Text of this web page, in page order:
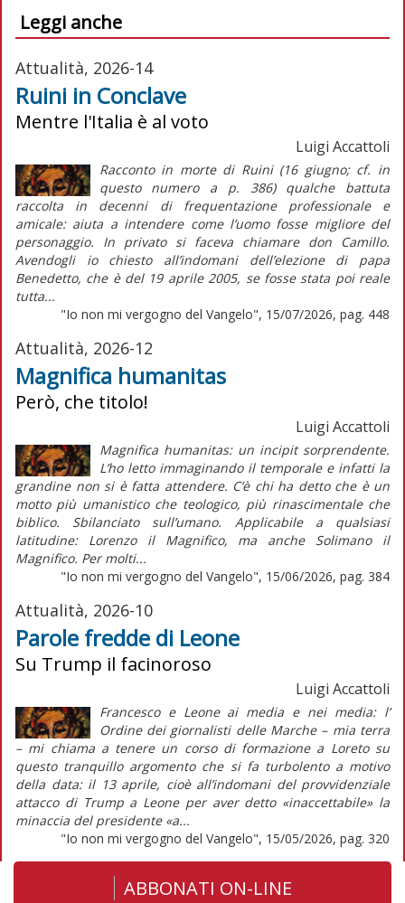
Leggi anche
Attualità, 2026-14
Ruini in Conclave
Mentre l'Italia è al voto
Luigi Accattoli
Racconto in morte di Ruini (16 giugno; cf. in
questo numero a p. 386) qualche battuta
raccolta in decenni di frequentazione professionale e
amicale: aiuta a intendere come l’uomo fosse migliore del
personaggio. In privato si faceva chiamare don Camillo.
Avendogli io chiesto all’indomani dell’elezione di papa
Benedetto, che è del 19 aprile 2005, se fosse stata poi reale
tutta...
"Io non mi vergogno del Vangelo", 15/07/2026, pag. 448
Attualità, 2026-12
Magnifica humanitas
Però, che titolo!
Luigi Accattoli
Magnifica humanitas: un incipit sorprendente.
L’ho letto immaginando il temporale e infatti la
grandine non si è fatta attendere. C’è chi ha detto che è un
motto più umanistico che teologico, più rinascimentale che
biblico. Sbilanciato sull’umano. Applicabile a qualsiasi
latitudine: Lorenzo il Magnifico, ma anche Solimano il
Magnifico. Per molti...
"Io non mi vergogno del Vangelo", 15/06/2026, pag. 384
Attualità, 2026-10
Parole fredde di Leone
Su Trump il facinoroso
Luigi Accattoli
Francesco e Leone ai media e nei media: l’
Ordine dei giornalisti delle Marche – mia terra
– mi chiama a tenere un corso di formazione a Loreto su
questo tranquillo argomento che si fa turbolento a motivo
della data: il 13 aprile, cioè all’indomani del provvidenziale
attacco di Trump a Leone per aver detto «inaccettabile» la
minaccia del presidente «a...
"Io non mi vergogno del Vangelo", 15/05/2026, pag. 320
ABBONATI ON-LINE